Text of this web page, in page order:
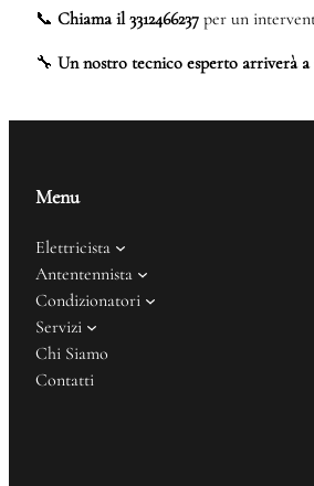
📞 Chiama il 3312466237 per un
🔧 Un nostro tecnico esperto arriverà
Menu
Elettricista
Antentennista
Condizionatori
Servizi
Chi Siamo
Contatti